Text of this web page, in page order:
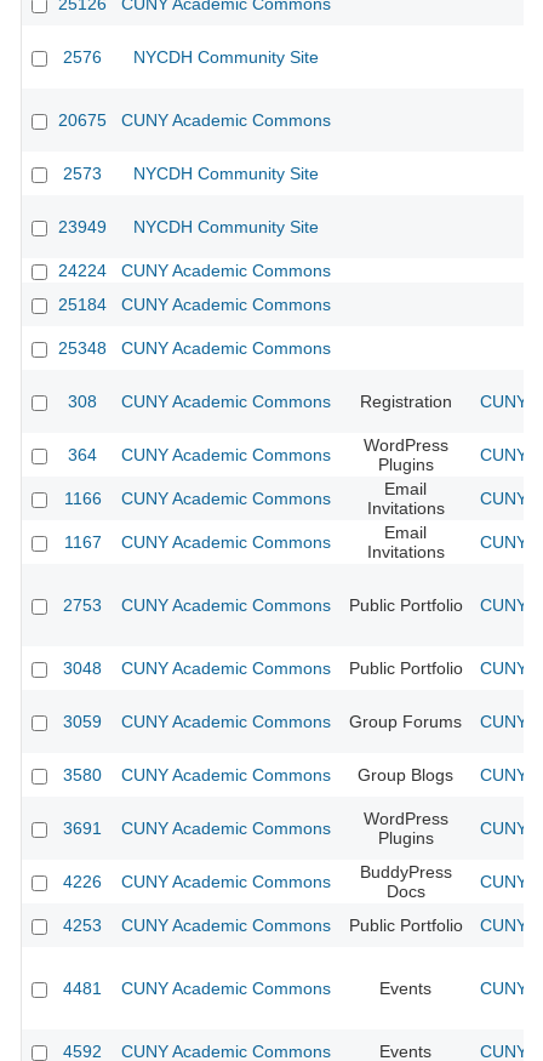
2576 NYCDH Community Site
20675 CUNY Academic Commons
2573 NYCDH Community Site
23949 NYCDH Community Site
24224
CUNY Academic Commons
25184
CUNY Academic Commons
25348 CUNY Academic Commons
308 CUNY Academic Commons Registration CUNY
364 CUNY Academic Commons
WordPress
Plugins
CUNY
1166 CUNY Academic Commons
Email
Invitations
CUNY
1167 CUNY Academic Commons
Email
Invitations
CUNY
2753 CUNY Academic Commons Public Portfolio CUNY
3048 CUNY Academic Commons Public Portfolio CUNY
3059 CUNY Academic Commons Group Forums CUNY
3580 CUNY Academic Commons Group Blogs CUNY
3691 CUNY Academic Commons
WordPress
Plugins
CUNY
4226 CUNY Academic Commons
BuddyPress
Docs
CUNY
4253 CUNY Academic Commons Public Portfolio CUNY
4481 CUNY Academic Commons Events CUNY
4592 CUNY Academic Commons Events CUNY